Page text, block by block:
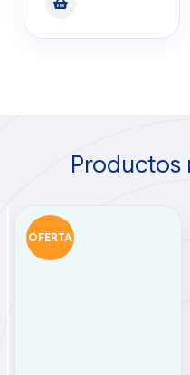
Productos
OFERTA